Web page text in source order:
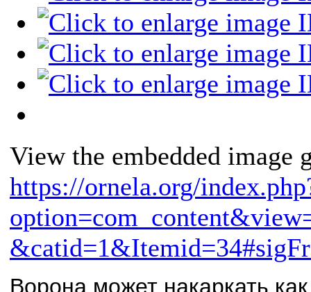
View the embedded image
https://ornela.org/
Ворона может накаркать